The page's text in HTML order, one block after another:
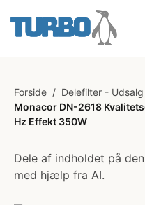
Forside / Delefilter -
Monacor DN-2618
Hz Effekt 350W
Dele af indholdet på
med hjælp fra AI.